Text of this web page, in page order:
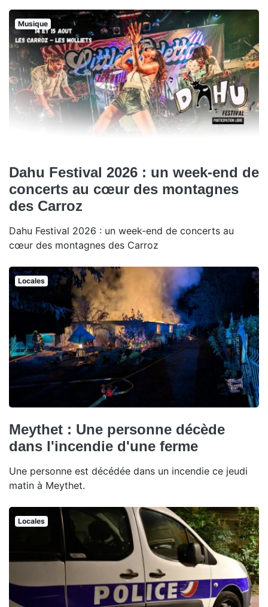
Musique
Dahu Festival 2026 : un week-end de
concerts au cœur des montagnes
des Carroz
Dahu Festival 2026 : un week-end de concerts au
cœur des montagnes des Carroz
Locales
Meythet : Une personne décède
dans l'incendie d'une ferme
Une personne est décédée dans un incendie ce jeudi
matin à Meythet.
Locales